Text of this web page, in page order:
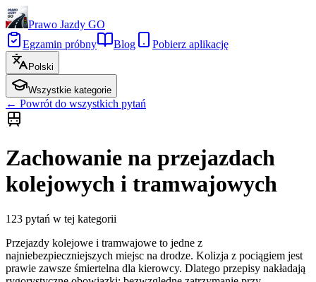
Prawo Jazdy GO
Egzamin próbny
Blog Pobierz aplikację
Polski
Wszystkie kategorie
← Powrót do wszystkich pytań
Zachowanie na przejazdach
kolejowych i tramwajowych
123 pytań w tej kategorii
Przejazdy kolejowe i tramwajowe to jedne z
najniebezpieczniejszych miejsc na drodze. Kolizja z pociągiem jest
prawie zawsze śmiertelna dla kierowcy. Dlatego przepisy nakładają